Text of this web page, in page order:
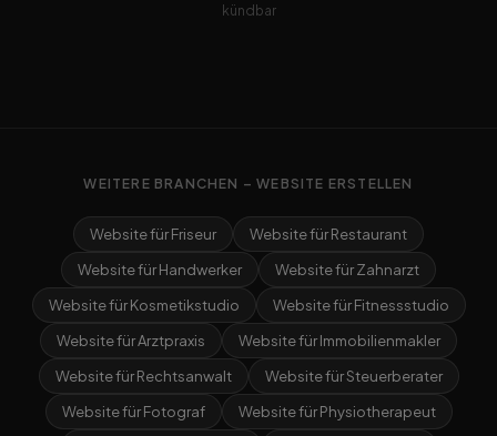
kündbar
WEITERE BRANCHEN – WEBSITE ERSTELLEN
Website für Friseur
Website für Restaurant
Website für Handwerker
Website für Zahnarzt
Website für Kosmetikstudio
Website für Fitnessstudio
Website für Arztpraxis
Website für Immobilienmakler
Website für Rechtsanwalt
Website für Steuerberater
Website für Fotograf
Website für Physiotherapeut